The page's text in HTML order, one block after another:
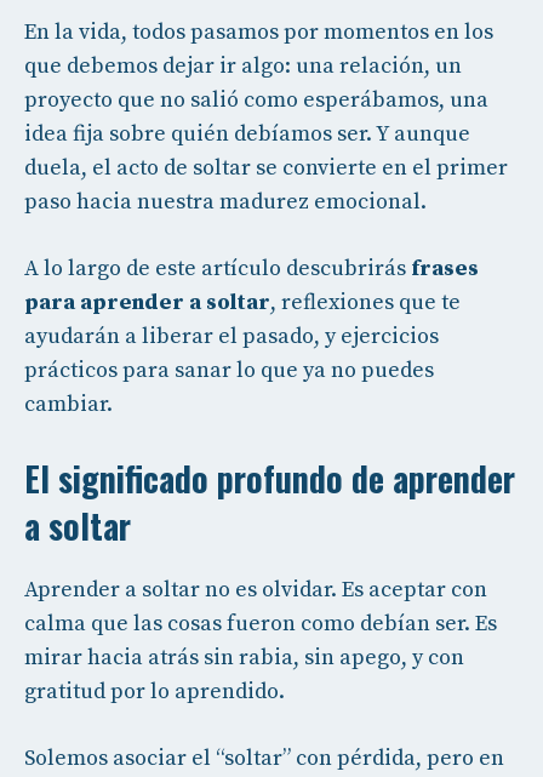
En la vida, todos pasamos por momentos en los
que debemos dejar ir algo: una relación, un
proyecto que no salió como esperábamos, una
idea fija sobre quién debíamos ser. Y aunque
duela, el acto de soltar se convierte en el primer
paso hacia nuestra madurez emocional.
A lo largo de este artículo descubrirás frases
para aprender a soltar, reflexiones que te
ayudarán a liberar el pasado, y ejercicios
prácticos para sanar lo que ya no puedes
cambiar.
El significado profundo de aprender
a soltar
Aprender a soltar no es olvidar. Es aceptar con
calma que las cosas fueron como debían ser. Es
mirar hacia atrás sin rabia, sin apego, y con
gratitud por lo aprendido.
Solemos asociar el “soltar” con pérdida, pero en